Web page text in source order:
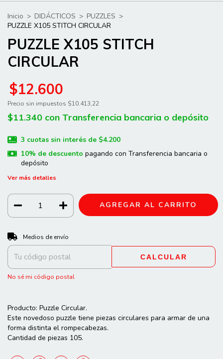
Inicio > DIDÁCTICOS > PUZZLES >
PUZZLE X105 STITCH CIRCULAR
PUZZLE X105 STITCH
CIRCULAR
$12.600
Precio sin impuestos $10.413,22
$11.340 con Transferencia bancaria o depósito
3 cuotas sin interés de $4.200
10% de descuento pagando con Transferencia bancaria o
depósito
Ver más detalles
Entregas para el CP:
Medios de envío
CALCULAR
No sé mi código postal
Producto: Puzzle Circular.
Este novedoso puzzle tiene piezas circulares para armar de una
forma distinta el rompecabezas.
Cantidad de piezas 105.